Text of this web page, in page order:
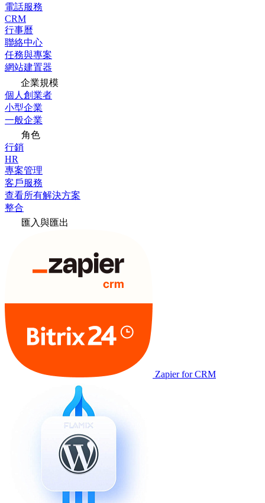
電話服務
CRM
行事曆
聯絡中心
任務與專案
網站建置器
企業規模
個人創業者
小型企業
一般企業
角色
行銷
HR
專案管理
客戶服務
查看所有解決方案
整合
匯入與匯出
Zapier for CRM